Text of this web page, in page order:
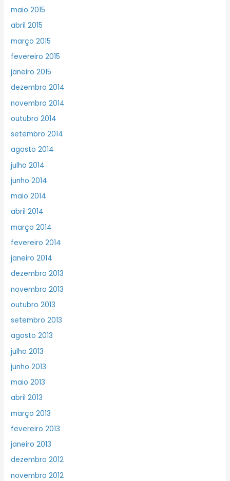
maio 2015
abril 2015
março 2015
fevereiro 2015
janeiro 2015
dezembro 2014
novembro 2014
outubro 2014
setembro 2014
agosto 2014
julho 2014
junho 2014
maio 2014
abril 2014
março 2014
fevereiro 2014
janeiro 2014
dezembro 2013
novembro 2013
outubro 2013
setembro 2013
agosto 2013
julho 2013
junho 2013
maio 2013
abril 2013
março 2013
fevereiro 2013
janeiro 2013
dezembro 2012
novembro 2012